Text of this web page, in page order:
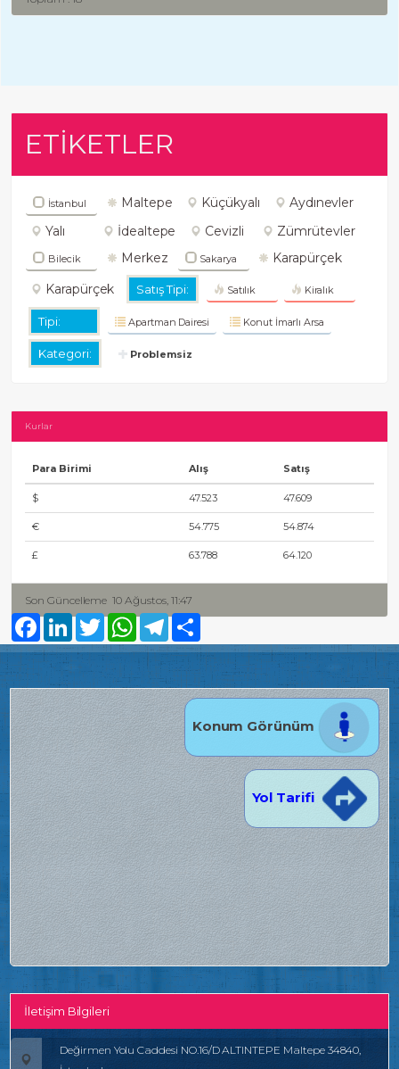
ETİKETLER
İstanbul Maltepe Küçükyalı
Aydınevler
Yalı
İdealtepe Cevizli Zümrütevler
Bilecik Merkez Sakarya
Karapürçek
Karapürçek
Satış Tipi: Satılık Kiralık
Tipi: Apartman Dairesi Konut İmarlı Arsa
Kategori: Problemsiz
Kurlar
Para Birimi Alış Satış
$ 47.523 47.609
€ 54.775 54.874
£ 63.788 64.120
Son Güncelleme 10 Ağustos, 11:47
Konum Görünüm
Yol Tarifi
İletişim Bilgileri
Değirmen Yolu Caddesi NO.16/D ALTINTEPE Maltepe 34840,
FacebookLinkedInTwitterWhatsAppTelegramShare